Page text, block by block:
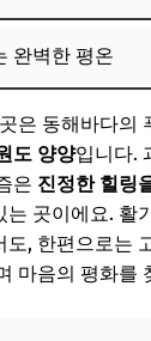
완벽한 평온
은 동해바다의
도 양양입니다.
은 진정한 힐링
는 곳이에요. 활
, 한편으로는
마음의 평화를